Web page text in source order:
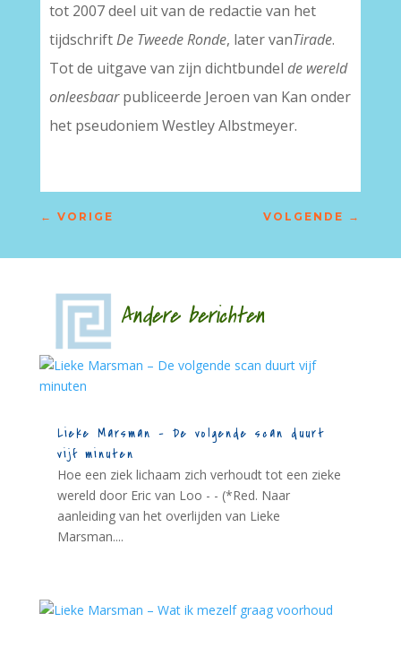
tot 2007 deel uit van de redactie van het
tijdschriftDe Tweede Ronde, later vanTirade.
Tot de uitgave van zijn dichtbundel de wereld
onleesbaarpubliceerde Jeroen van Kan onder
het pseudoniem Westley Albstmeyer.
← VORIGE VOLGENDE →
Andere berichten
Lieke Marsman – De volgende scan duurt
vijf minuten
Hoe een ziek lichaam zich verhoudt tot een zieke
wereld door Eric van Loo - - (*Red. Naar
aanleiding van het overlijden van Lieke
Marsman....